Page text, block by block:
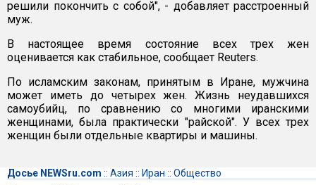
решили покончить с собой", - добавляет расстроенный
муж.
В настоящее время состояние всех трех жен
оценивается как стабильное, сообщает Reuters.
По исламским законам, принятым в Иране, мужчина
может иметь до четырех жен. Жизнь неудавшихся
самоубийц, по сравнению со многими иранскими
женщинами, была практически "райской". У всех трех
женщин были отдельные квартиры и машины.
Досье NEWSru.com :: Азия :: Иран :: Общество